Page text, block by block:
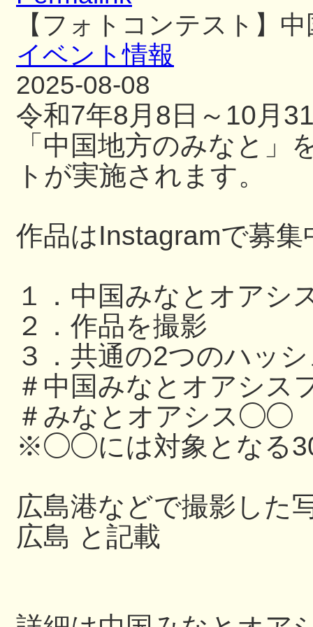
【フォトコンテスト】
イベント情報
2025-08-08
令和7年8月8日～10月
「中国地方のみなと
トが実施されます。
作品はInstagramで募集
１．中国みなとオアシ
２．作品を撮影
３．共通の2つのハッ
＃中国みなとオアシス
＃みなとオアシス◯◯
※◯◯には対象となる
広島港などで撮影した
広島 と記載